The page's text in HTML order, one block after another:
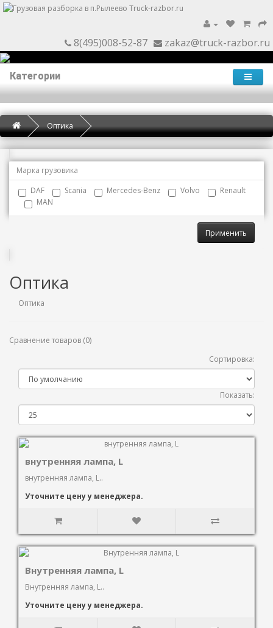
zakaz@truck-razbor.ru
8(495)008-52-87
Категории
Оптика
Марка грузовика
DAF
Scania Mercedes-Benz Volvo
Renault
MAN
Применить
Оптика
Оптика
Сравнение товаров (0)
Сортировка:
Показать:
внутренняя лампа, L
внутренняя лампа, L..
Уточните цену у менеджера.
Внутренняя лампа, L
Внутренняя лампа, L..
Уточните цену у менеджера.